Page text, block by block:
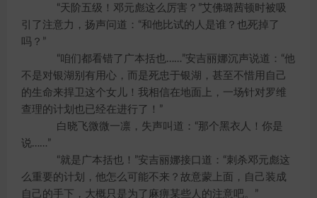
“天阶五级！邓元彪这么厉害？”艾佛璐茜顿时被吸
引了注意力，扬声问道：“和他比试的人是谁？也死掉了
吗？”
“咱们都看错了广本括也……”安吉丽娜沉声说道：“他
不是对银湖别有用心，而是死忠于银湖，甚至不惜用自己
的生命来捍卫这个女儿！我相信在地面上，一场针对罗维
查理的计划也已经在进行了！”
白晓飞微微一凛，失声叫道：“那个黑衣人！你是
说……”
“就是广本括也！”安吉丽娜接口道：“刺杀邓元彪这
么重要的计划，他怎么可能不来？故意蒙上面，自己装成
自己的手下，大概只是为了麻痹某些人的注意吧。”